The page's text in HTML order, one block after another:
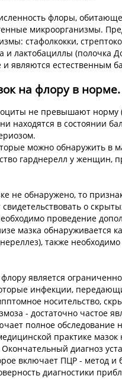
флоры,
микроорганизмы.
стафолкокки,
лактобациллы (полочка
и являются естественным
на флору в норме.
не превышают норму
находятся в состоянии
можно обнаружить в
гарднерелл у женщин,
не обнаружено, то
о
проведение
мазка обнаруживается
также
является
инфекции,
носительство,
- достаточно частое
полное
практике
диагноз
включает ПЦР - метод и
диагностики